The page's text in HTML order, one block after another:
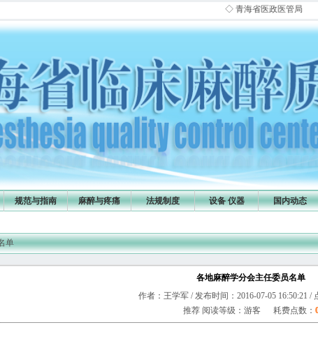
◇ 青海省医政医管局通知
规范与指南 麻醉与疼痛 法规制度 设备 仪器 国内动态
单
各地麻醉学分会主任委员名单
作者：王学军 / 发布时间：2016-07-05 16:50:21 /
推荐 阅读等级：游客 耗费点数：